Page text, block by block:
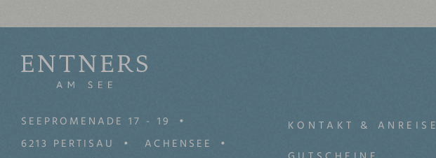
SEEPROMENADE 17 - 19
6213 PERTISAU
ACHENSEE
KONTAKT & ANREISE